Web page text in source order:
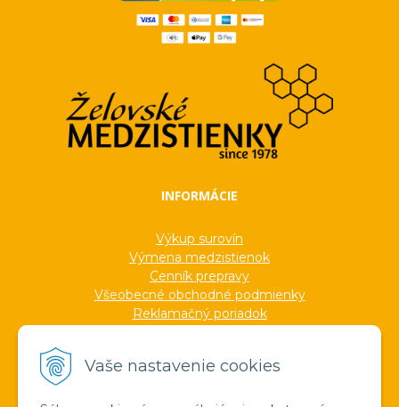
Vaše nastavenie cookies
INFORMÁCIE
Výkup surovín
Výmena medzistienok
Cenník prepravy
Všeobecné obchodné podmienky
Reklamačný poriadok
Formuláre